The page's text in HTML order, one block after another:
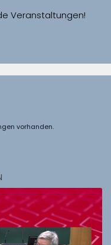
Veranstaltungen!
vorhanden.